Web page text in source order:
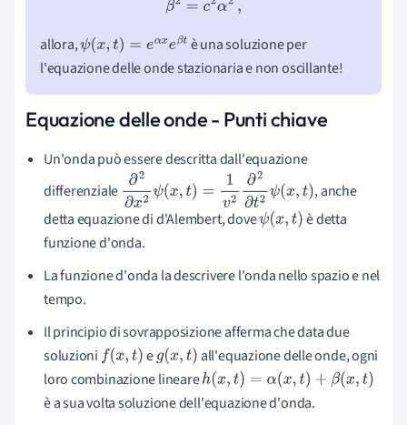
β 2= c2α2,
allora,ψ(x,t)=e αxeβt
è una soluzione per
l'equazione delle onde stazionaria e non oscillante!
Equazione delle onde - Punti chiave
Un'onda può essere descritta dall'equazione
differenziale ∂2∂x2ψ(x,t)=1 v2∂2∂t2ψ(x,t)
, anche
detta equazione di d'Alembert, doveψ(x,t)
è detta
funzione d'onda.
La funzione d'onda la descrivere l'onda nello spazio e nel
tempo.
Il principio di sovrapposizione afferma che data due
soluzioni f(x,t) eg(x,t)
all'equazione delle onde, ogni
loro combinazione lineareh(x,t)=α (x,t )+β(x,t)
è a sua volta soluzione dell'equazione d'onda.